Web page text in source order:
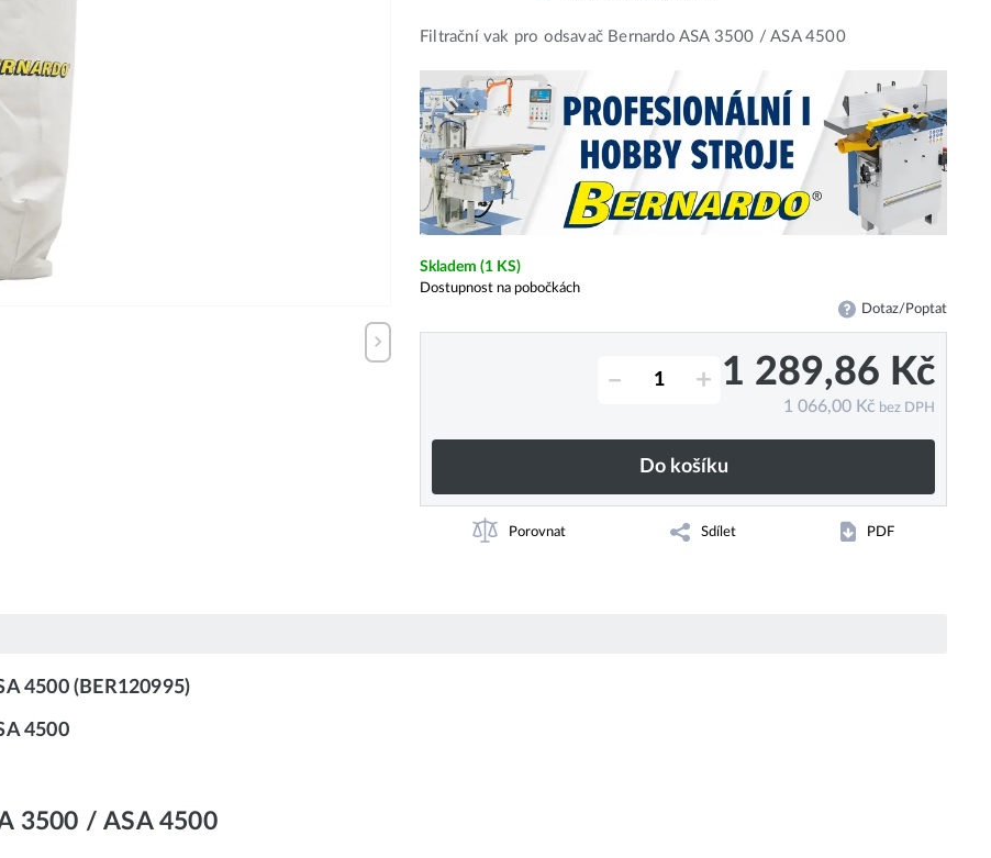
Filtrační vak pro odsavač Bernardo ASA 3500 / ASA 4500
Skladem (1 KS)
Dostupnost na pobočkách
Dotaz/Poptat
– + 1 289,86 Kč
1 066,00 Kč bez DPH
Do košíku
Porovnat Sdílet PDF
4500 (BER120995)
4500
3500 / ASA 4500